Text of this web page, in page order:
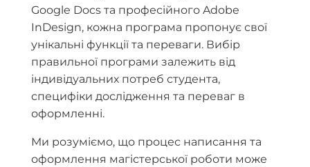
Google Docs та професійного Adobe
InDesign, кожна програма пропонує свої
унікальні функції та переваги. Вибір
правильної програми залежить від
індивідуальних потреб студента,
специфіки дослідження та переваг в
оформленні.
Ми розуміємо, що процес написання та
оформлення магістерської роботи може